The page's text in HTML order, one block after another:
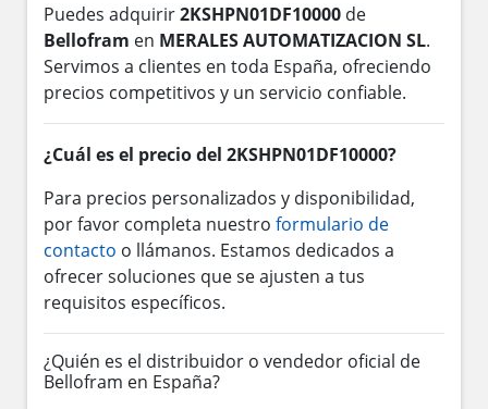
Puedes adquirir2KSHPN01DF10000 de
Bellofram en MERALES AUTOMATIZACION SL.
Servimos a clientes en toda España, ofreciendo
precios competitivos y un servicio confiable.
¿Cuál es el precio del 2KSHPN01DF10000?
Para precios personalizados y disponibilidad,
por favor completa nuestro formulario de
contacto o llámanos. Estamos dedicados a
ofrecer soluciones que se ajusten a tus
requisitos específicos.
¿Quién es el distribuidor o vendedor oficial de
Bellofram en España?